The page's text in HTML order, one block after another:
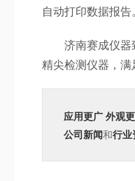
自动打印数据报告。
济南赛成仪器
精尖检测仪器，满
应用更广 外观
公司新闻和行业